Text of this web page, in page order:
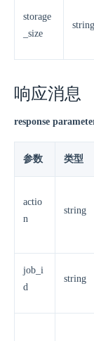
storage
_size
string
响应消息
response
参数 类型
actio
n
string
job_i
d
string